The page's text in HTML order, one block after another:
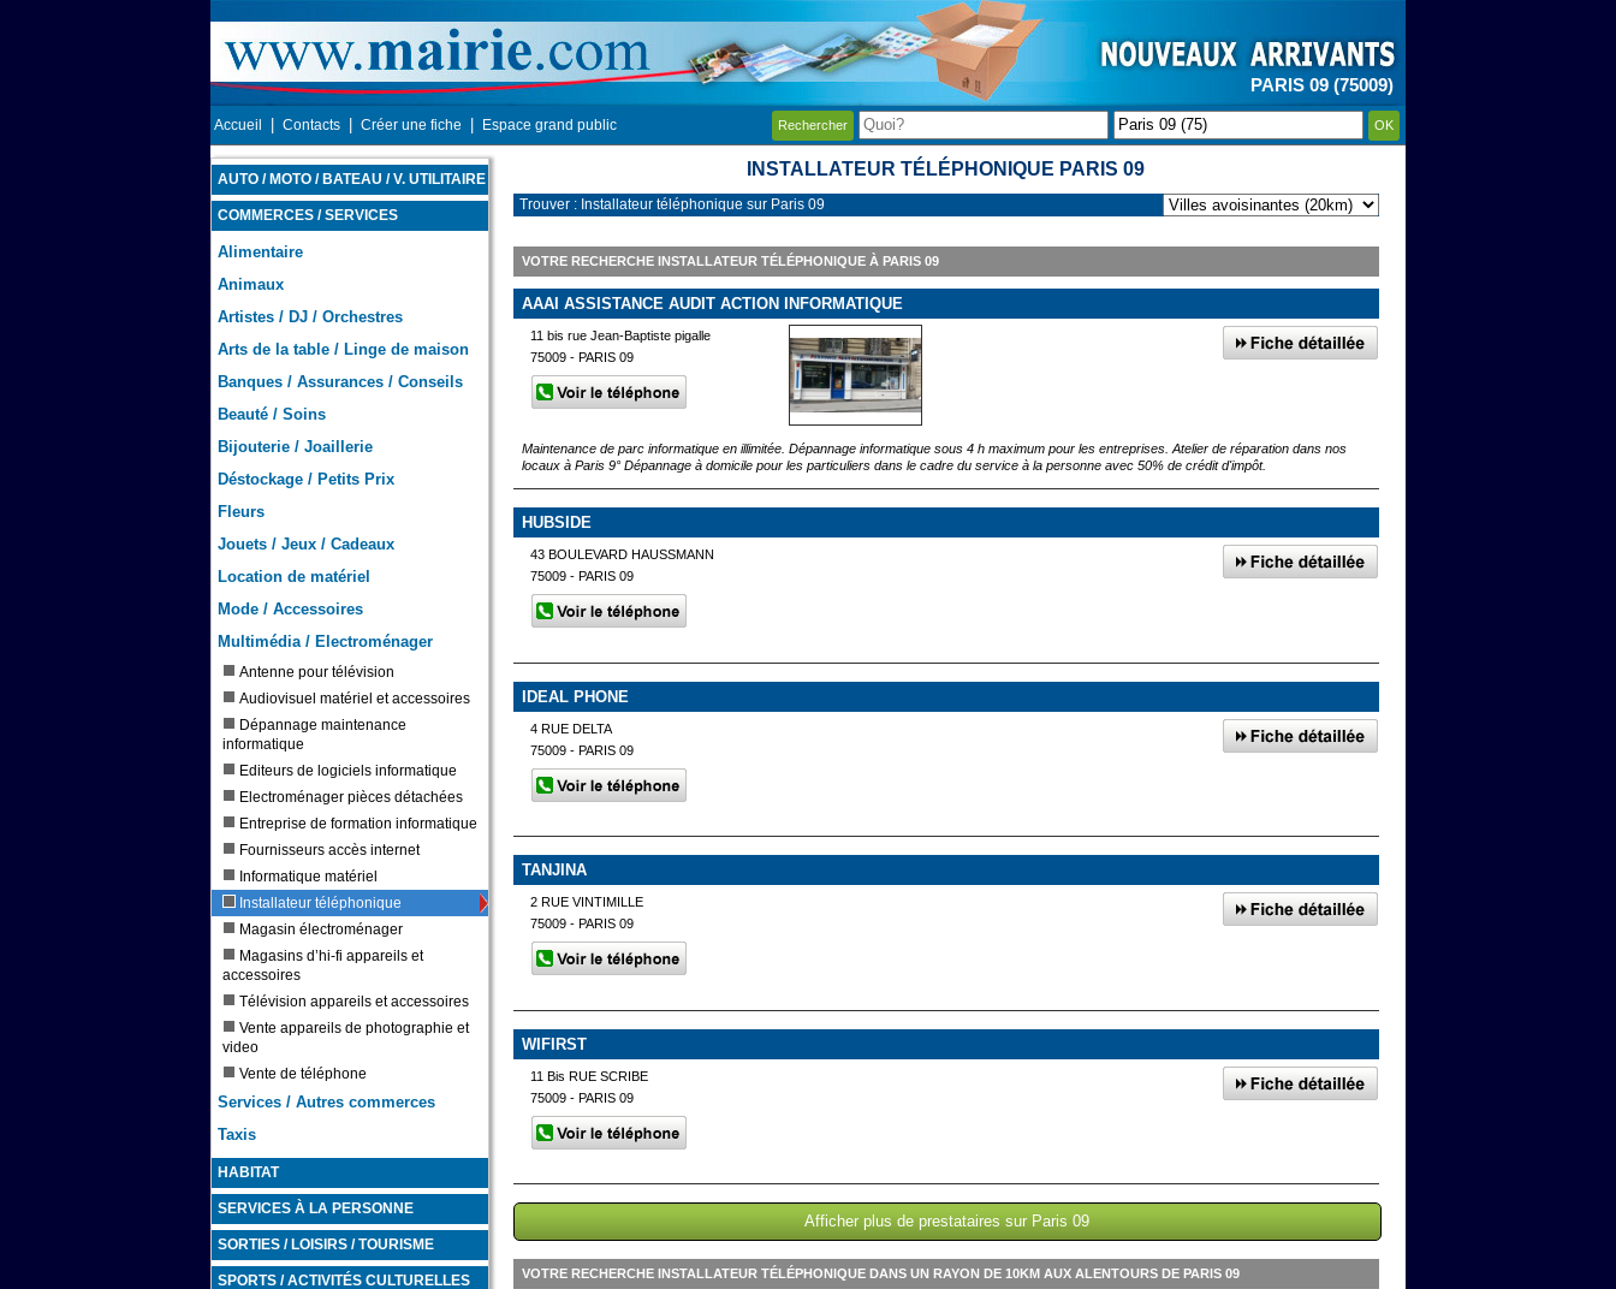
PARIS 09 (75009)
Accueil Contacts Créer une fiche Espace grand public Rechercher OK
AUTO / MOTO / BATEAU / V. UTILITAIRE
COMMERCES / SERVICES
Alimentaire
Animaux
Artistes / DJ / Orchestres
Arts de la table / Linge de maison
Banques / Assurances / Conseils
Beauté / Soins
Bijouterie / Joaillerie
Déstockage / Petits Prix
Fleurs
Jouets / Jeux / Cadeaux
Location de matériel
Mode / Accessoires
Multimédia / Electroménager
Antenne pour télévision
Audiovisuel matériel et accessoires
Dépannage maintenance
informatique
Editeurs de logiciels informatique
Electroménager pièces détachées
Entreprise de formation informatique
Fournisseurs accès internet
Informatique matériel
Installateur téléphonique
Magasin électroménager
Magasins d’hi-fi appareils et
accessoires
Télévision appareils et accessoires
Vente appareils de photographie et
video
Vente de téléphone
Services / Autres commerces
Taxis
HABITAT
SERVICES À LA PERSONNE
SORTIES / LOISIRS / TOURISME
SPORTS / ACTIVITÉS CULTURELLES
INSTALLATEUR TÉLÉPHONIQUE PARIS 09
Trouver : Installateur téléphonique sur Paris 09
VOTRE RECHERCHE INSTALLATEUR TÉLÉPHONIQUE À PARIS 09
AAAI ASSISTANCE AUDIT ACTION INFORMATIQUE
11 bis rue Jean-Baptiste pigalle
75009 - PARIS 09
Maintenance de parc informatique en illimitée. Dépannage informatique sous 4 h maximum pour les entreprises. Atelier de réparation dans nos
locaux à Paris 9° Dépannage à domicile pour les particuliers dans le cadre du service à la personne avec 50% de crédit d'impôt.
HUBSIDE
43 BOULEVARD HAUSSMANN
75009 - PARIS 09
IDEAL PHONE
4 RUE DELTA
75009 - PARIS 09
TANJINA
2 RUE VINTIMILLE
75009 - PARIS 09
WIFIRST
11 Bis RUE SCRIBE
75009 - PARIS 09
Afficher plus de prestataires sur Paris 09
VOTRE RECHERCHE INSTALLATEUR TÉLÉPHONIQUE DANS UN RAYON DE 10KM AUX ALENTOURS DE PARIS 09